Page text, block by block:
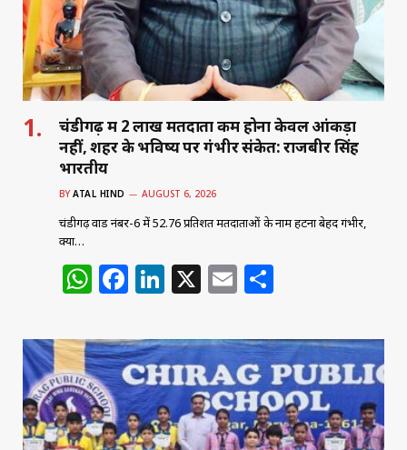
चंडीगढ़ में 2 लाख मतदाता कम होना केवल आंकड़ा
नहीं, शहर के भविष्य पर गंभीर संकेत: राजबीर सिंह
भारतीय
BY ATAL HIND AUGUST 6, 2026
चंडीगढ़ वार्ड नंबर-6 में 52.76 प्रतिशत मतदाताओं के नाम हटना बेहद गंभीर,
क्या…
W
at
s
A
p
F
c
e
b
o
Li
k
e
dI
n
X E
ai
l
ar
e